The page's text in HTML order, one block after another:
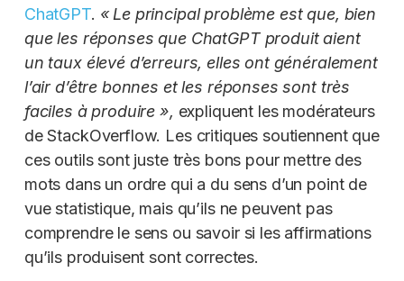
ChatGPT. « Le principal problème est que, bien
que les réponses que ChatGPT produit aient
un taux élevé d’erreurs, elles ont généralement
l’air d’être bonnes et les réponses sont très
faciles à produire », expliquent les modérateurs
de StackOverflow. Les critiques soutiennent que
ces outils sont juste très bons pour mettre des
mots dans un ordre qui a du sens d’un point de
vue statistique, mais qu’ils ne peuvent pas
comprendre le sens ou savoir si les affirmations
qu’ils produisent sont correctes.